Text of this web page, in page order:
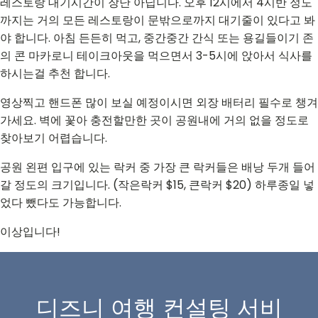
까지는 거의 모든 레스토랑이 문밖으로까지 대기줄이 있다고 봐
야 합니다. 아침 든든히 먹고, 중간중간 간식 또는 용길들이기 존
의 콘 마카로니 테이크아웃을 먹으면서 3-5시에 앉아서 식사를
하시는걸 추천 합니다.
영상찍고 핸드폰 많이 보실 예정이시면 외장 배터리 필수로 챙겨
가세요. 벽에 꽃아 충전할만한 곳이 공원내에 거의 없을 정도로
찾아보기 어렵습니다.
공원 왼편 입구에 있는 락커 중 가장 큰 락커들은 배낭 두개 들어
갈 정도의 크기입니다. (작은락커 $15, 큰락커 $20) 하루종일 넣
었다 뺐다도 가능합니다.
이상입니다!
디즈니 여행 컨설팅 서비